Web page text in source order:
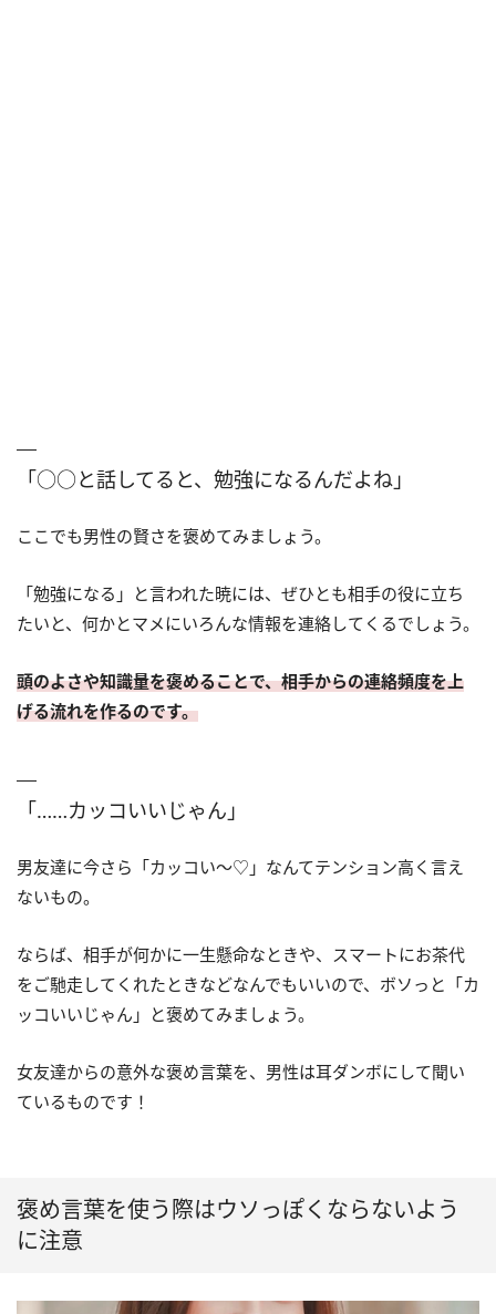
「○○と話してると、勉強になるんだよね」
ここでも男性の賢さを褒めてみましょう。
「勉強になる」と言われた暁には、ぜひとも相手の役に立ち
たいと、何かとマメにいろんな情報を連絡してくるでしょう。
頭のよさや知識量を褒めることで、相手からの連絡頻度を上
げる流れを作るのです。
「……カッコいいじゃん」
男友達に今さら「カッコい〜♡」なんてテンション高く言え
ないもの。
ならば、相手が何かに一生懸命なときや、スマートにお茶代
をご馳走してくれたときなどなんでもいいので、ボソっと「カ
ッコいいじゃん」と褒めてみましょう。
女友達からの意外な褒め言葉を、男性は耳ダンボにして聞い
ているものです！
褒め言葉を使う際はウソっぽくならないよう
に注意